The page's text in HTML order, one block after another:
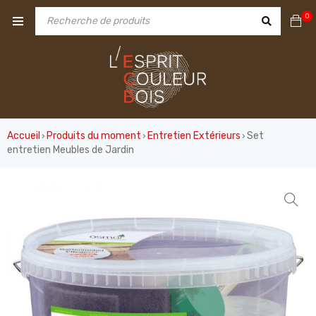
0
Accueil › Produits du moment › Entretien Extérieurs › Set
entretien Meubles de Jardin